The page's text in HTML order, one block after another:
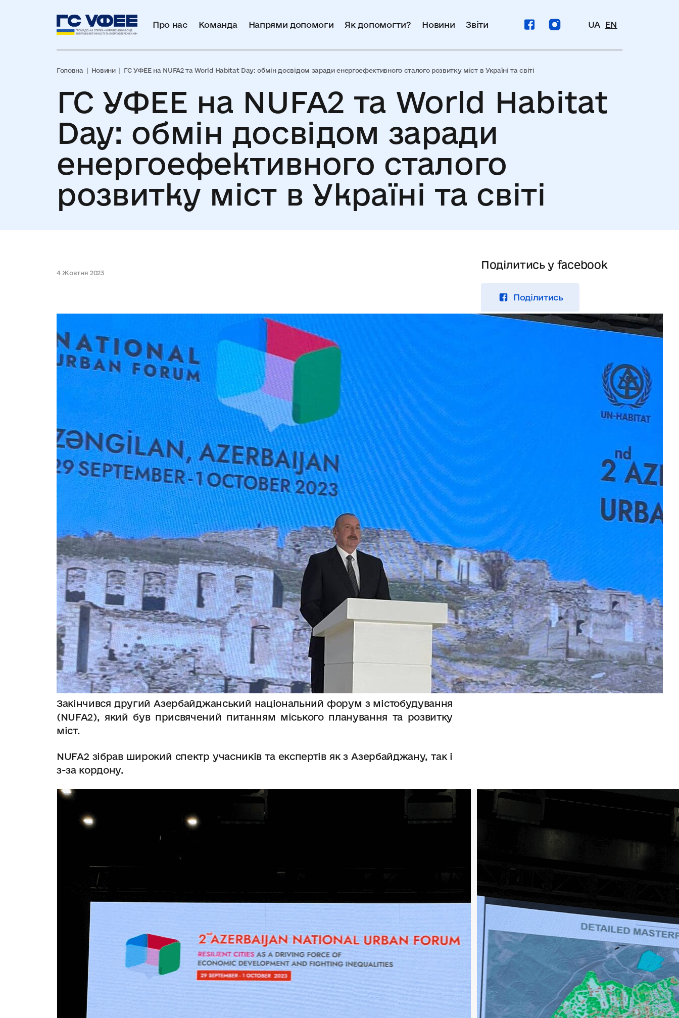
Про нас Команда Напрями допомоги Як допомогти? Новини Звіти UA EN
Головна Новини ГС УФЕЕ на NUFA2 та World Habitat Day: обмін досвідом заради енергоефективного сталого розвитку міст в Україні та світі
ГС УФЕЕ на NUFA2 та World Habitat
Day: обмін досвідом заради
енергоефективного сталого
розвитку міст в Україні та світі
4 Жовтня 2023
Закінчивсядругий Азербайджанський національний форум з містобудування
(NUFA2), який був присвячений питанням міського планування та розвитку
міст.
NUFA2 зібрав широкий спектр учасників та експертів як з Азербайджану, так і
з-за кордону.
Поділитись у facebook
Поділитись